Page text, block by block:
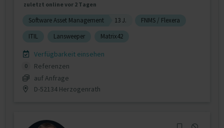
zuletzt online vor 2 Tagen
Software Asset Management 13 J.
FNMS / Flexera
ITIL
Lansweeper Matrix42
Verfügbarkeit einsehen
0
Referenzen
auf Anfrage
D-52134 Herzogenrath